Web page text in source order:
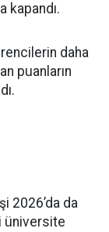
kapandı.
daha
puanların
2026’da da
üniversite